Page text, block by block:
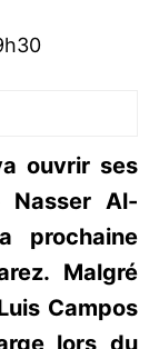
ouvrir ses
Nasser Al-
prochaine
Malgré
Campos
lors du